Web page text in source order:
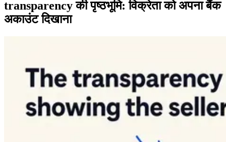
transparency की पृष्ठभूमि: विक्रेता को अपना बैंक
अकाउंट दिखाना